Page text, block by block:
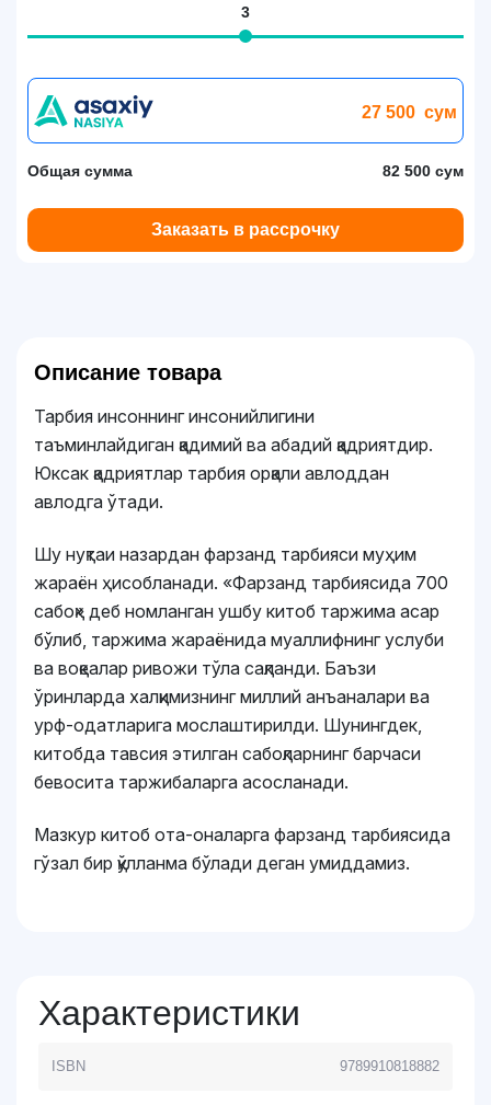
3
27 500 сум
Общая сумма 82 500 сум
Заказать в рассрочку
Описание товара
Тарбия инсоннинг инсонийлигини
таъминлайдиган қадимий ва абадий қадриятдир.
Юксак қадриятлар тарбия орқали авлоддан
авлодга ўтади.
Шу нуқтаи назардан фарзанд тарбияси муҳим
жараён ҳисобланади. «Фарзанд тарбиясида 700
сабоқ» деб номланган ушбу китоб таржима асар
бўлиб, таржима жараёнида муаллифнинг услуби
ва воқеалар ривожи тўла сақланди. Баъзи
ўринларда халқимизнинг миллий анъаналари ва
урф-одатларига мослаштирилди. Шунингдек,
китобда тавсия этилган сабоқларнинг барчаси
бевосита таржибаларга асосланади.
Мазкур китоб ота-оналарга фарзанд тарбиясида
гўзал бир қўлланма бўлади деган умиддамиз.
Характеристики
ISBN 9789910818882